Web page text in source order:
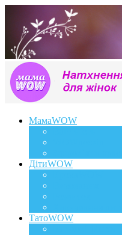
МамаWOW
ДітиWOW
ТатоWOW